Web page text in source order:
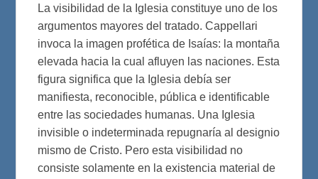
La visibilidad de la Iglesia constituye uno de los
argumentos mayores del tratado. Cappellari
invoca la imagen profética de Isaías: la montaña
elevada hacia la cual afluyen las naciones. Esta
figura significa que la Iglesia debía ser
manifiesta, reconocible, pública e identificable
entre las sociedades humanas. Una Iglesia
invisible o indeterminada repugnaría al designio
mismo de Cristo. Pero esta visibilidad no
consiste solamente en la existencia material de